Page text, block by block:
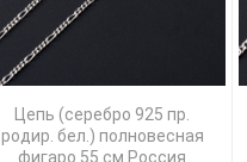
Цепь (серебро 925 пр.
родир. бел.) полновесная
фигаро 55 см Россия